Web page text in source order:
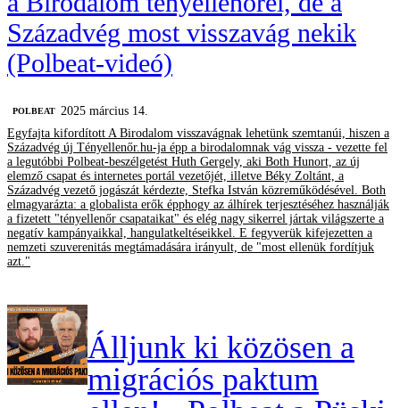
Századvég most visszavág nekik
(Polbeat-videó)
‎POLBEAT 2025 március 14.
Egyfajta kifordított A Birodalom visszavágnak lehetünk szemtanúi, hiszen a
Századvég új Tényellenőr.hu-ja épp a birodalomnak vág vissza - vezette fel
a legutóbbi Polbeat-beszélgetést Huth Gergely, aki Both Hunort, az új
elemző csapat és internetes portál vezetőjét, illetve Béky Zoltánt, a
Századvég vezető jogászát kérdezte, Stefka István közreműködésével. Both
elmagyarázta: a globalista erők épphogy az álhírek terjesztéséhez használják
a fizetett "tényellenőr csapataikat" és elég nagy sikerrel jártak világszerte a
negatív kampányaikkal, hangulatkeltéseikkel. E fegyverük kifejezetten a
nemzeti szuverenitás megtámadására irányult, de "most ellenük fordítjuk
azt."
Álljunk ki közösen a
migrációs paktum